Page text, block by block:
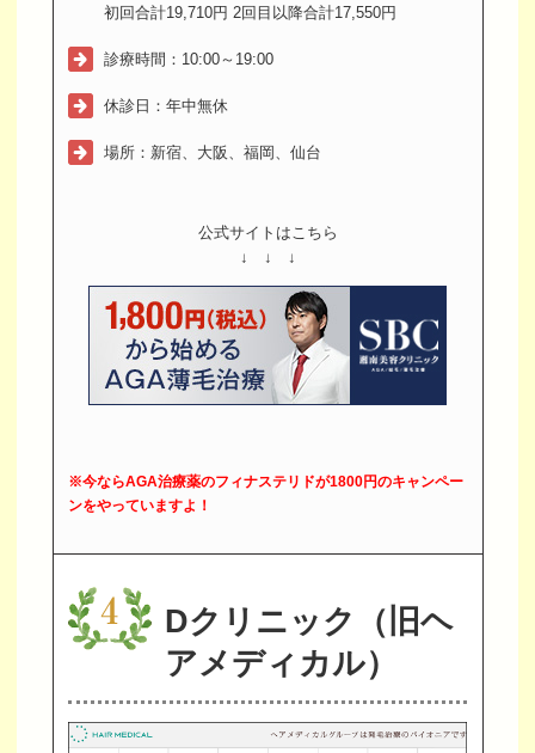
初回合計19,710円 2回目以降合計17,550円
診療時間：10:00～19:00
休診日：年中無休
場所：新宿、大阪、福岡、仙台
公式サイトはこちら
↓ ↓ ↓
※今ならAGA治療薬のフィナステリドが1800円のキャンペー
ンをやっていますよ！
Dクリニック（旧ヘ
アメディカル）